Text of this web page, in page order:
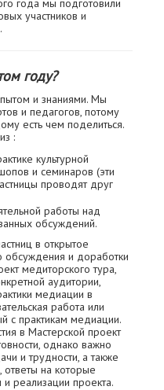
года мы подготовили
участников и
году?
и знаниями. Мы
и педагогов, потому
есть чем поделиться.
:
культурной
и семинаров (эти
проводят друг
работы над
обсуждений.
в открытое
обсуждения и доработки
медиторского тура,
аудитории,
медиации в
работа или
с практикам медиации.
в Мастерской проект
однако важно
и трудности, а также
на которые
реализации проекта.